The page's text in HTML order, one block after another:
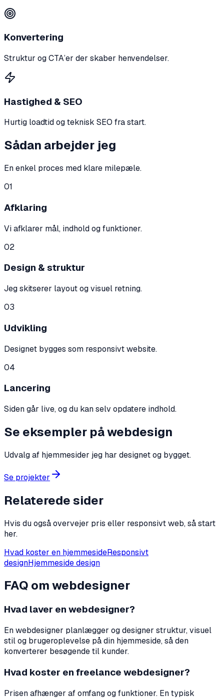
Konvertering
Struktur og CTA’er der skaber henvendelser.
Hastighed & SEO
Hurtig loadtid og teknisk SEO fra start.
Sådan arbejder jeg
En enkel proces med klare milepæle.
01
Afklaring
Vi afklarer mål, indhold og funktioner.
02
Design & struktur
Jeg skitserer layout og visuel retning.
03
Udvikling
Designet bygges som responsivt website.
04
Lancering
Siden går live, og du kan selv opdatere indhold.
Se eksempler på webdesign
Udvalg af hjemmesider jeg har designet og bygget.
Se projekter
Relaterede sider
Hvis du også overvejer pris eller responsivt web, så start
her.
Hvad koster en hjemmesideResponsivt
designHjemmeside design
FAQ om webdesigner
Hvad laver en webdesigner?
En webdesigner planlægger og designer struktur, visuel
stil og brugeroplevelse på din hjemmeside, så den
konverterer besøgende til kunder.
Hvad koster en freelance webdesigner?
Prisen afhænger af omfang og funktioner. En typisk